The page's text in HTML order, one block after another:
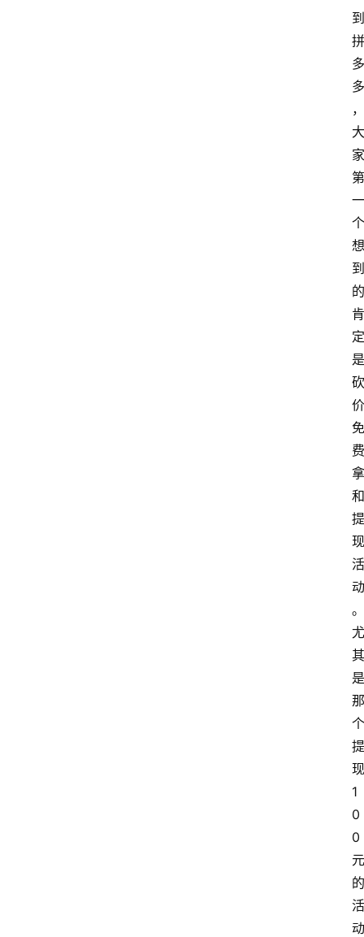
到
拼
多
多
，
大
家
第
一
个
想
到
的
肯
定
是
砍
价
免
费
拿
和
提
现
活
动
。
尤
其
是
那
个
提
现
1
0
0
元
的
活
动